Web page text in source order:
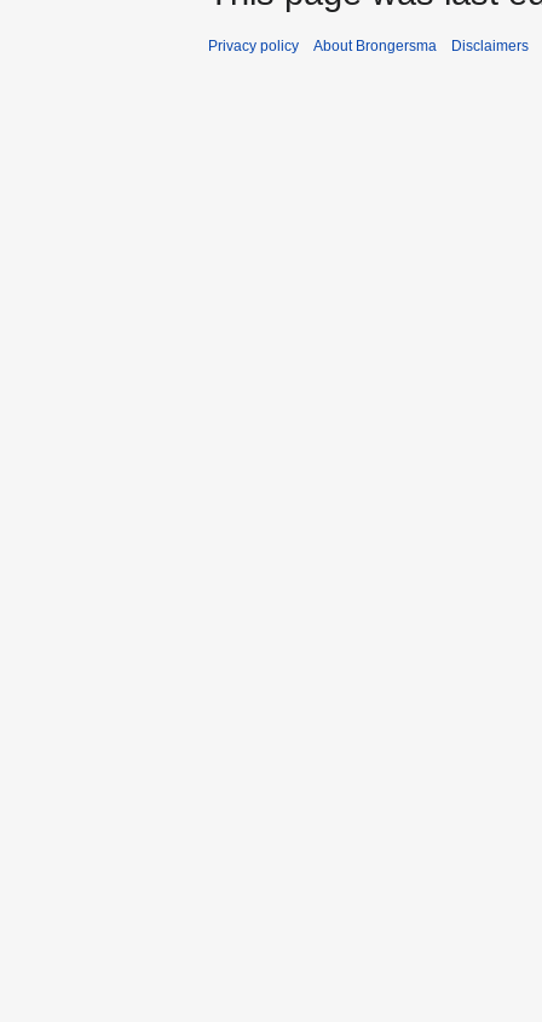
Privacy policy About Brongersma Disclaimers